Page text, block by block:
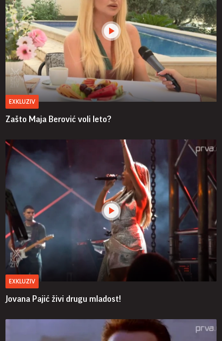
EXKLUZIV
Zašto Maja Berović voli leto?
EXKLUZIV
Jovana Pajić živi drugu mladost!